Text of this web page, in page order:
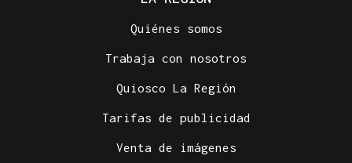
Quiénes somos
Trabaja con nosotros
Quiosco La Región
Tarifas de publicidad
Venta de imágenes